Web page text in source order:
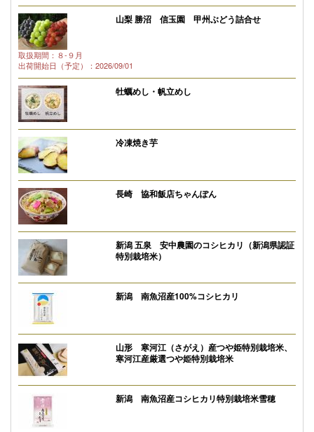
山梨 勝沼 信玉園 甲州ぶどう詰合せ
取扱期間：８-９月
出荷開始日（予定）：2026/09/01
牡蠣めし・帆立めし
冷凍焼き芋
長崎 協和飯店ちゃんぽん
新潟 五泉 安中農園のコシヒカリ（新潟県認証
特別栽培米）
新潟 南魚沼産100%コシヒカリ
山形 寒河江（さがえ）産つや姫特別栽培米、
寒河江産厳選つや姫特別栽培米
新潟 南魚沼産コシヒカリ特別栽培米雪穂